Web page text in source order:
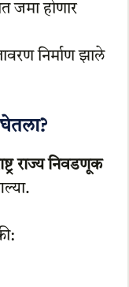
जमा होणार
निर्माण झाले
राज्य निवडणूक